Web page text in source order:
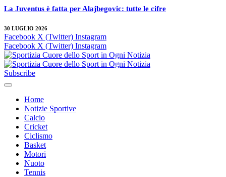
La Juventus è fatta per Alajbegovic: tutte le cifre
30 LUGLIO 2026
Facebook X (Twitter) Instagram
Facebook X (Twitter) Instagram
Subscribe
Home
Notizie Sportive
Calcio
Cricket
Ciclismo
Basket
Motori
Nuoto
Tennis